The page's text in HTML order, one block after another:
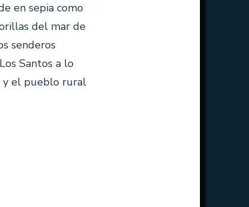
en sepia como
del mar de
senderos
Santos a lo
y el pueblo rural